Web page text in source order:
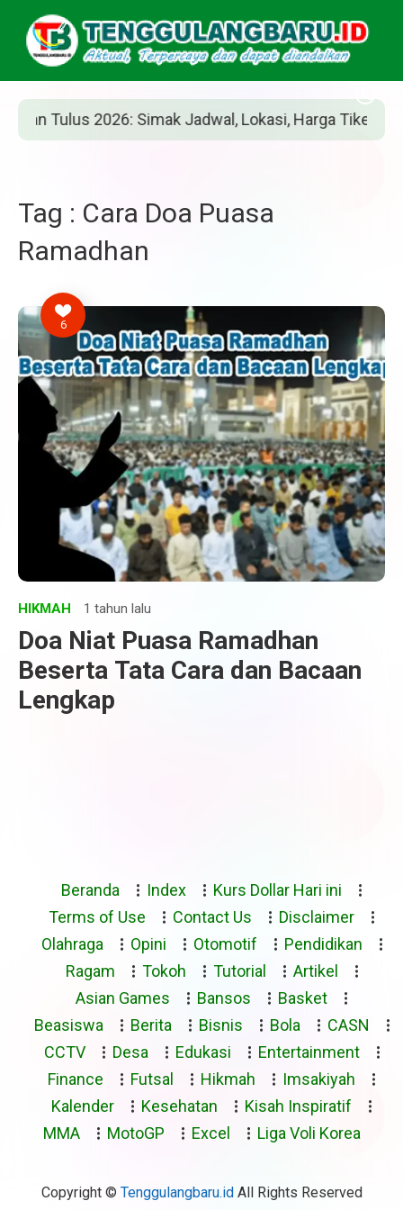
Tulus 2026: Simak Jadwal, Lokasi, Harga Tiket, dan
Tag : Cara Doa Puasa
Ramadhan
6
HIKMAH 1 tahun lalu
Doa Niat Puasa Ramadhan
Beserta Tata Cara dan Bacaan
Lengkap
Beranda Index
Kurs Dollar Hari ini
Terms of Use
Contact Us
Disclaimer
Olahraga
Opini Otomotif
Pendidikan
Ragam
Tokoh Tutorial
Artikel
Asian Games
Bansos
Basket
Beasiswa
Berita Bisnis Bola
CASN
CCTV
Desa Edukasi
Entertainment
Finance
Futsal Hikmah
Imsakiyah
Kalender
Kesehatan
Kisah Inspiratif
MMA
MotoGP Excel Liga Voli Korea
Copyright © Tenggulangbaru.idAll Rights Reserved